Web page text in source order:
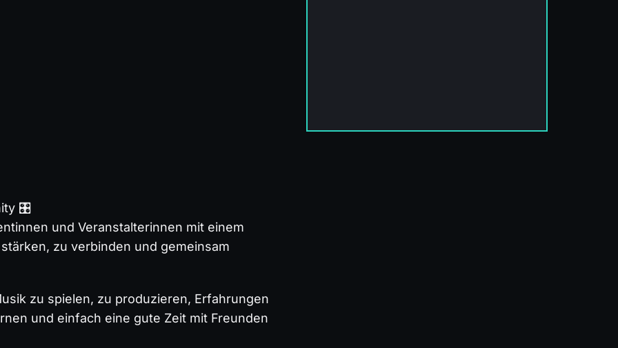
🎛️
und Veranstalterinnen mit einem
zu verbinden und gemeinsam
zu spielen, zu produzieren, Erfahrungen
und einfach eine gute Zeit mit Freunden